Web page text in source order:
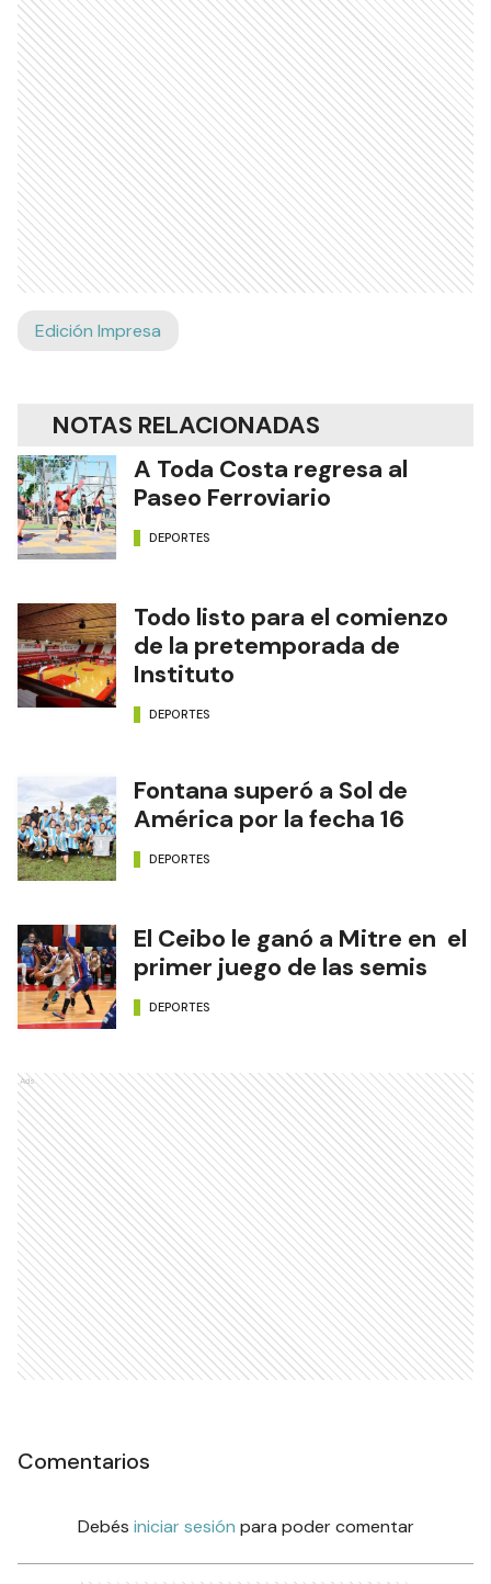
Edición Impresa
NOTAS RELACIONADAS
A Toda Costa regresa al
Paseo Ferroviario
DEPORTES
Todo listo para el comienzo
de la pretemporada de
Instituto
DEPORTES
Fontana superó a Sol de
América por la fecha 16
DEPORTES
El Ceibo le ganó a Mitre en el
primer juego de las semis
DEPORTES
Ads
Comentarios
Debés iniciar sesión para poder comentar